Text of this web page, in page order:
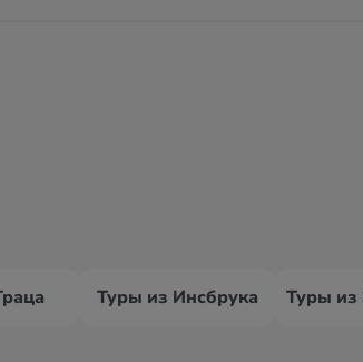
Туры из Инсбрука